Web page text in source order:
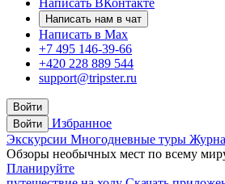
Написать ВКонтакте
Написать нам в чат
Написать в Max
+7 495 146-39-66
+420 228 889 544
support@tripster.ru
Войти
Войти
Избранное
Экскурсии Многодневные туры
Обзоры необычных мест по всему
Планируйте